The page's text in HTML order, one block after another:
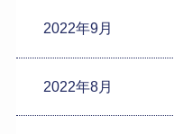
2022年9月
2022年8月